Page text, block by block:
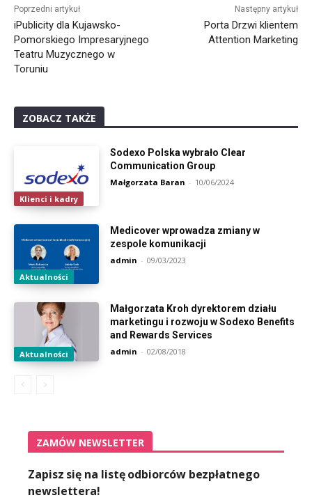
Poprzedni artykuł
iPublicity dla Kujawsko-
Pomorskiego Impresaryjnego
Teatru Muzycznego w
Toruniu
Następny artykuł
Porta Drzwi klientem
Attention Marketing
ZOBACZ TAKŻE
Klienci i kadry
Sodexo Polska wybrało Clear
Communication Group
Małgorzata Baran - 10/06/2024
Aktualności
Medicover wprowadza zmiany w
zespole komunikacji
admin - 09/03/2023
Aktualności
Małgorzata Kroh dyrektorem działu
marketingu i rozwoju w Sodexo Benefits
and Rewards Services
admin - 02/08/2018
ZAMÓW NEWSLETTER
Zapisz się na listę odbiorców bezpłatnego
newslettera!